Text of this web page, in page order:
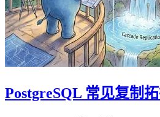
PostgreSQL 常见复制